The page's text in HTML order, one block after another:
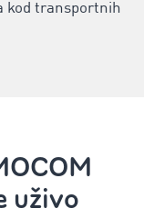
kod transportnih
uživo